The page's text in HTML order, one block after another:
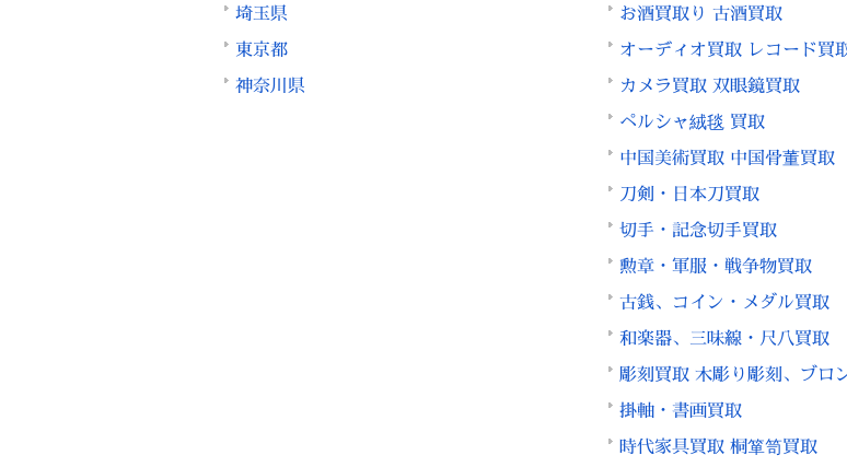
埼玉県
東京都
神奈川県
お酒買取り 古酒買取
オーディオ買取 レコード買
カメラ買取 双眼鏡買取
ペルシャ絨毯 買取
中国美術買取 中国骨董買取
刀剣・日本刀買取
切手・記念切手買取
勲章・軍服・戦争物買取
古銭、コイン・メダル買取
和楽器、三味線・尺八買取
彫刻買取 木彫り彫刻、ブロ
掛軸・書画買取
時代家具買取 桐箪笥買取